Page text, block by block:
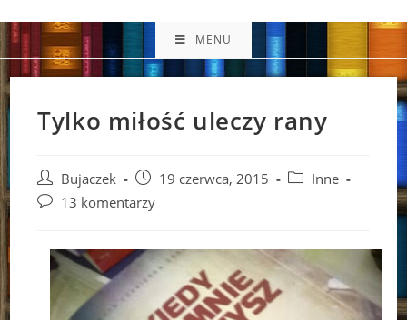
MENU
Tylko miłość uleczy rany
Post
author:
Bujaczek
Post
published:
19 czerwca, 2015
PostInne
Post13 komentarzy